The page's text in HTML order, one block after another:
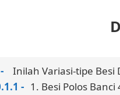
Inilah Variasi-tipe Besi
1. Besi Polos